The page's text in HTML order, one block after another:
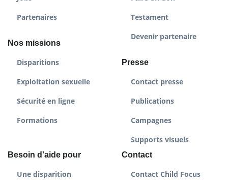
Partenaires
Nos missions
Disparitions
Exploitation sexuelle
Sécurité en ligne
Formations
Testament
Devenir partenaire
Presse
Contact presse
Publications
Campagnes
Supports visuels
Besoin d'aide pour
Une disparition
Contact
Contact Child Focus